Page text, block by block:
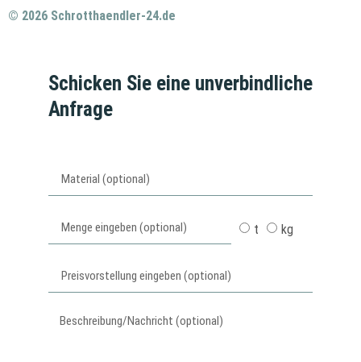
© 2026 Schrotthaendler-24.de
Schicken Sie eine unverbindliche
Anfrage
t kg